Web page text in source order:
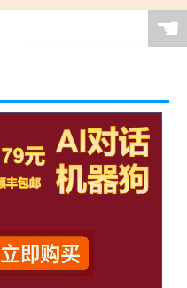
原神大佬怎么刷原石 ☚